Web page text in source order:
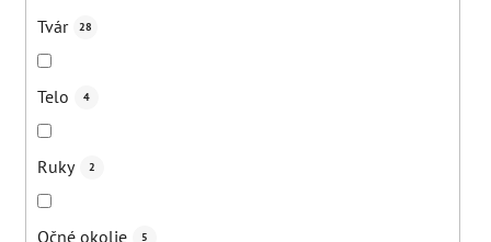
Čierne bodky
Mílie/upchaté póry
Rozšírené póry
Revitalizácia pokožky
Udržanie hydratácie
Upokojenie
Tvár 28
Telo 4
Ruky 2
Očné okolie 5